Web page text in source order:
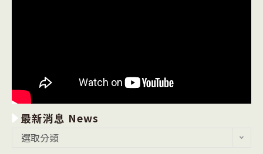
最新消息 News
選取分類